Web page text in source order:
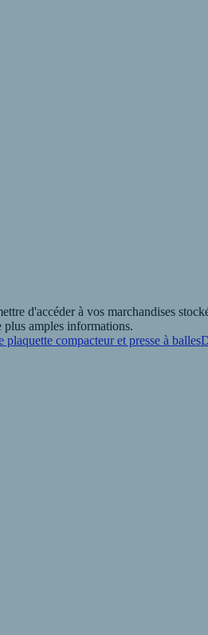
d'accéder à vos marchandises
plus amples informations.
plaquette compacteur et presse à balles